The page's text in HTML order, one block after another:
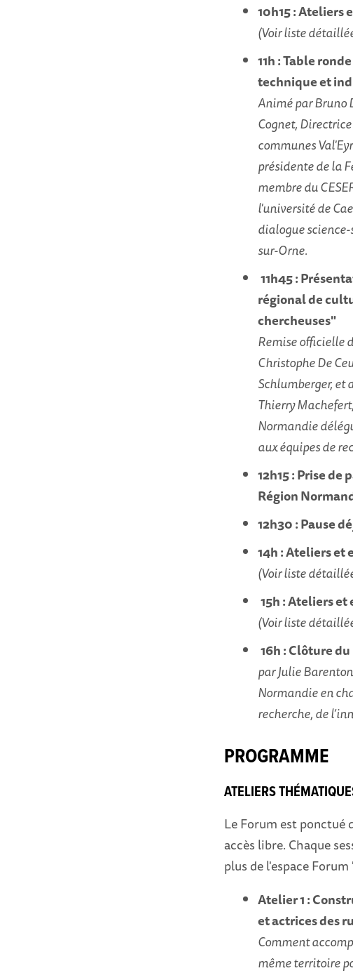
10h15 : Ateliers
(Voir liste
11h : Table
technique et
Animé par Bruno
Cognet,
communes
présidente de la
membre du
l'université de
dialogue
sur-Orne.
11h45 :
régional de
chercheuses"
Remise officielle
Christophe De
Schlumberger, et
Thierry
Normandie
aux équipes de
12h15 : Prise
Région
12h30 : Pause
14h : Ateliers et
(Voir liste
15h : Ateliers et
(Voir liste
16h : Clôture
par Julie
Normandie en
recherche, de
PROGRAMME
ATELIERS
Le Forum est ponctué
accès libre. Chaque
plus de l'espace
Atelier 1 :
et actrices des
Comment
même territoire